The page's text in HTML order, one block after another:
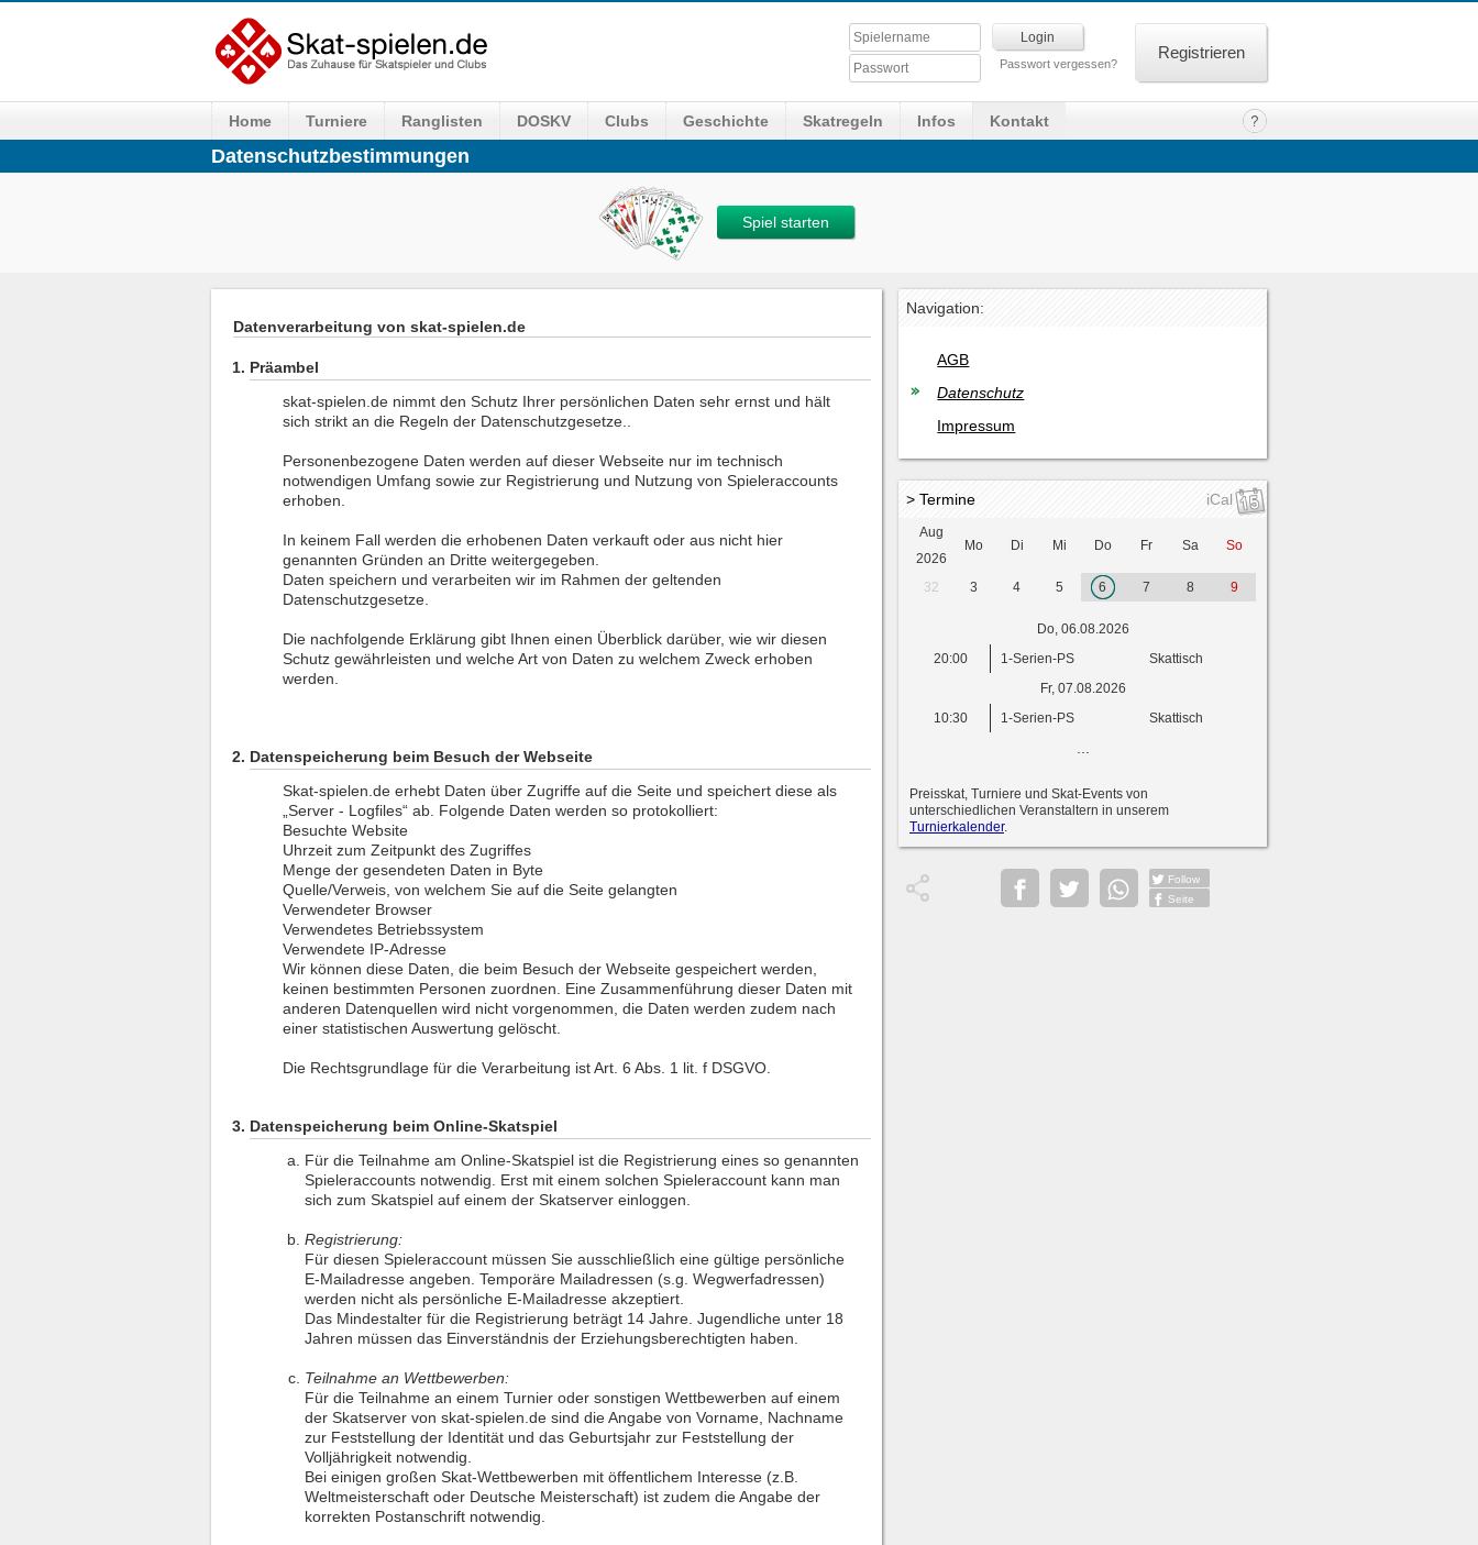
Passwort vergessen?
Registrieren
Home Turniere Ranglisten DOSKV Clubs Geschichte Skatregeln Infos Kontakt
Datenschutzbestimmungen
Spiel starten
Datenverarbeitung von skat-spielen.de
Präambel
skat-spielen.de nimmt den Schutz Ihrer persönlichen Daten sehr ernst und hält
sich strikt an die Regeln der Datenschutzgesetze..
Personenbezogene Daten werden auf dieser Webseite nur im technisch
notwendigen Umfang sowie zur Registrierung und Nutzung von Spieleraccounts
erhoben.
In keinem Fall werden die erhobenen Daten verkauft oder aus nicht hier
genannten Gründen an Dritte weitergegeben.
Daten speichern und verarbeiten wir im Rahmen der geltenden
Datenschutzgesetze.
Die nachfolgende Erklärung gibt Ihnen einen Überblick darüber, wie wir diesen
Schutz gewährleisten und welche Art von Daten zu welchem Zweck erhoben
werden.
Datenspeicherung beim Besuch der Webseite
Skat-spielen.de erhebt Daten über Zugriffe auf die Seite und speichert diese als
„Server - Logfiles“ ab. Folgende Daten werden so protokolliert:
Besuchte Website
Uhrzeit zum Zeitpunkt des Zugriffes
Menge der gesendeten Daten in Byte
Quelle/Verweis, von welchem Sie auf die Seite gelangten
Verwendeter Browser
Verwendetes Betriebssystem
Verwendete IP-Adresse
Wir können diese Daten, die beim Besuch der Webseite gespeichert werden,
keinen bestimmten Personen zuordnen. Eine Zusammenführung dieser Daten mit
anderen Datenquellen wird nicht vorgenommen, die Daten werden zudem nach
einer statistischen Auswertung gelöscht.
Die Rechtsgrundlage für die Verarbeitung ist Art. 6 Abs. 1 lit. f DSGVO.
Datenspeicherung beim Online-Skatspiel
Für die Teilnahme am Online-Skatspiel ist die Registrierung eines so genannten
Spieleraccounts notwendig. Erst mit einem solchen Spieleraccount kann man
sich zum Skatspiel auf einem der Skatserver einloggen.
Registrierung:
Für diesen Spieleraccount müssen Sie ausschließlich eine gültige persönliche
E-Mailadresse angeben. Temporäre Mailadressen (s.g. Wegwerfadressen)
werden nicht als persönliche E-Mailadresse akzeptiert.
Das Mindestalter für die Registrierung beträgt 14 Jahre. Jugendliche unter 18
Jahren müssen das Einverständnis der Erziehungsberechtigten haben.
Teilnahme an Wettbewerben:
Für die Teilnahme an einem Turnier oder sonstigen Wettbewerben auf einem
der Skatserver von skat-spielen.de sind die Angabe von Vorname, Nachname
zur Feststellung der Identität und das Geburtsjahr zur Feststellung der
Volljährigkeit notwendig.
Bei einigen großen Skat-Wettbewerben mit öffentlichem Interesse (z.B.
Weltmeisterschaft oder Deutsche Meisterschaft) ist zudem die Angabe der
korrekten Postanschrift notwendig.
Navigation:
AGB
Datenschutz
Impressum
> Termine iCal
Aug
2026
Mo Di Mi Do Fr Sa So
32 3 4 5 6 7 8 9
Do, 06.08.2026
20:00
1-Serien-PS
Skattisch
Fr, 07.08.2026
10:30
1-Serien-PS Skattisch
Preisskat, Turniere und Skat-Events von
unterschiedlichen Veranstaltern in unserem
Turnierkalender.
Follow
Seite